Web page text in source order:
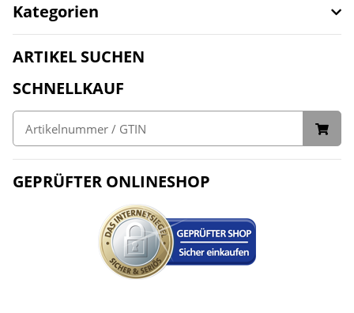
Kategorien
ARTIKEL SUCHEN
SCHNELLKAUF
GEPRÜFTER ONLINESHOP